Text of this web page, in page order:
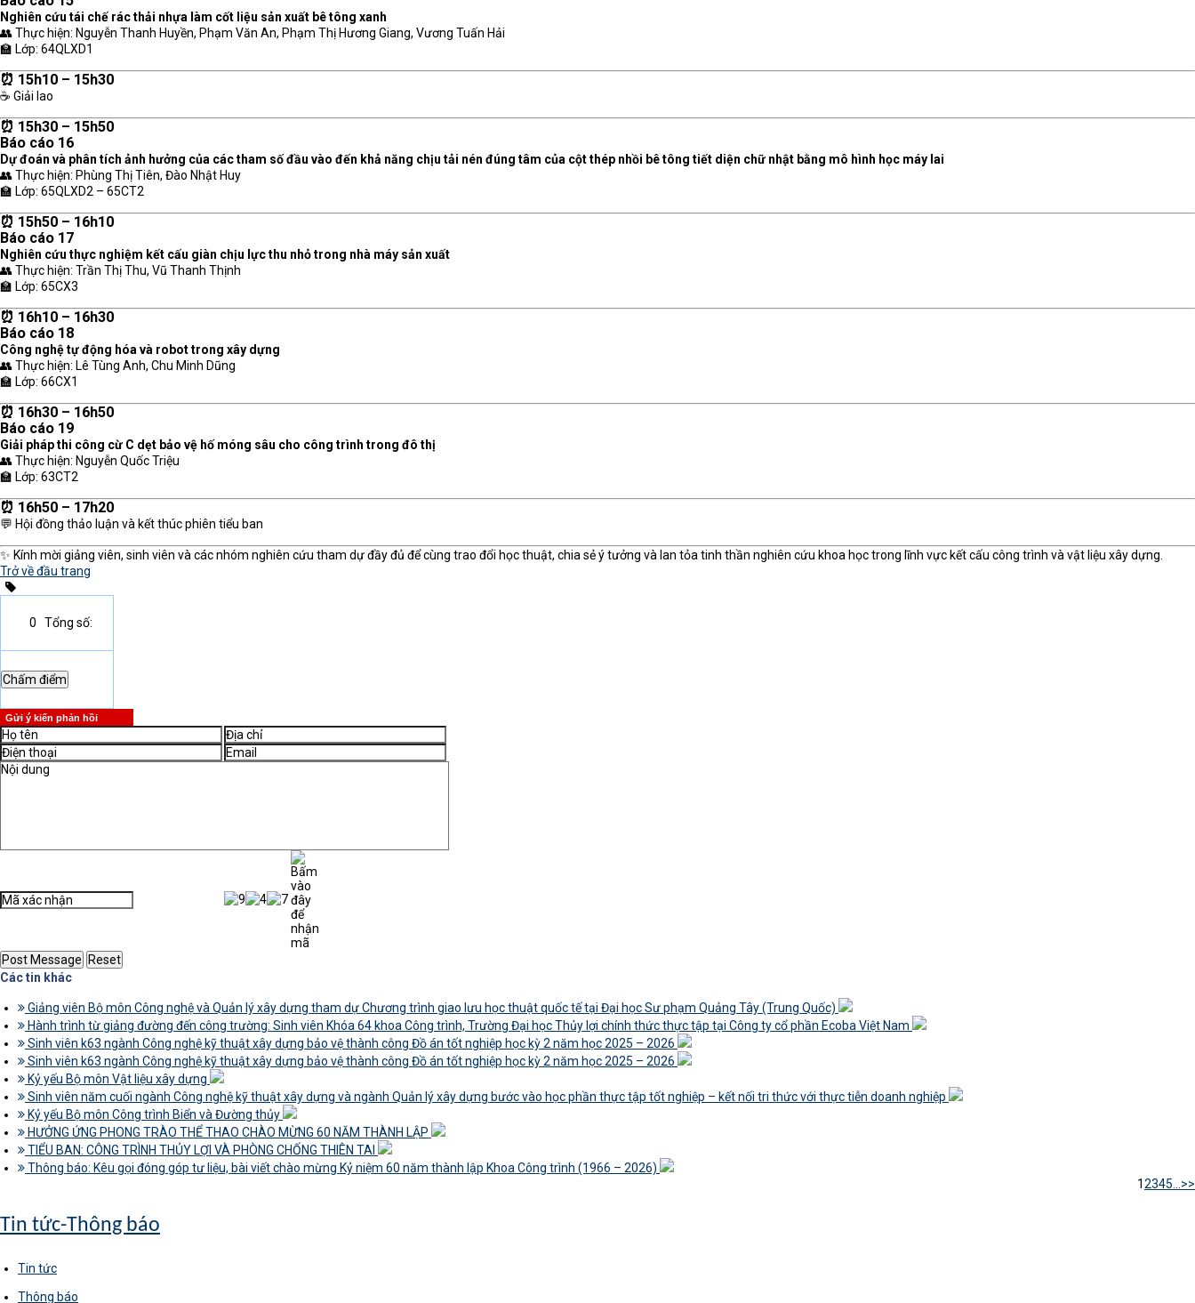
Nghiên cứu tái chế rác thải nhựa làm cốt liệu sản xuất bê tông xanh
👥 Thực hiện: Nguyễn Thanh Huyền, Phạm Văn An, Phạm Thị Hương Giang, Vương Tuấn Hải
🏫 Lớp: 64QLXD1
⏰ 15h10 – 15h30
☕ Giải lao
⏰ 15h30 – 15h50
Báo cáo 16
Dự đoán và phân tích ảnh hưởng của các tham số đầu vào đến khả năng chịu tải nén đúng tâm của cột thép nhồi bê tông tiết diện chữ nhật bằng mô hình học máy lai
👥 Thực hiện: Phùng Thị Tiên, Đào Nhật Huy
🏫 Lớp: 65QLXD2 – 65CT2
⏰ 15h50 – 16h10
Báo cáo 17
Nghiên cứu thực nghiệm kết cấu giàn chịu lực thu nhỏ trong nhà máy sản xuất
👥 Thực hiện: Trần Thị Thu, Vũ Thanh Thịnh
🏫 Lớp: 65CX3
⏰ 16h10 – 16h30
Báo cáo 18
Công nghệ tự động hóa và robot trong xây dựng
👥 Thực hiện: Lê Tùng Anh, Chu Minh Dũng
🏫 Lớp: 66CX1
⏰ 16h30 – 16h50
Báo cáo 19
Giải pháp thi công cừ C dẹt bảo vệ hố móng sâu cho công trình trong đô thị
👥 Thực hiện: Nguyễn Quốc Triệu
🏫 Lớp: 63CT2
⏰ 16h50 – 17h20
💬 Hội đồng thảo luận và kết thúc phiên tiểu ban
✨ Kính mời giảng viên, sinh viên và các nhóm nghiên cứu tham dự đầy đủ để cùng trao đổi học thuật, chia sẻ ý tưởng và lan tỏa tinh thần nghiên cứu khoa học trong lĩnh vực kết cấu công trình và vật liệu xây dựng.
Trở về đầu trang
0 Tổng số:
Gửi ý kiến phản hồi
Các tin khác
Giảng viên Bộ môn Công nghệ và Quản lý xây dựng tham dự Chương trình giao lưu học thuật quốc tế tại Đại học Sư phạm Quảng Tây (Trung Quốc)
Hành trình từ giảng đường đến công trường: Sinh viên Khóa 64 khoa Công trình, Trường Đại học Thủy lợi chính thức thực tập tại Công ty cổ phần Ecoba Việt Nam
Sinh viên k63 ngành Công nghệ kỹ thuật xây dựng bảo vệ thành công Đồ án tốt nghiệp học kỳ 2 năm học 2025 – 2026
Sinh viên k63 ngành Công nghệ kỹ thuật xây dựng bảo vệ thành công Đồ án tốt nghiệp học kỳ 2 năm học 2025 – 2026
Kỷ yếu Bộ môn Vật liệu xây dựng
Sinh viên năm cuối ngành Công nghệ kỹ thuật xây dựng và ngành Quản lý xây dựng bước vào học phần thực tập tốt nghiệp – kết nối tri thức với thực tiễn doanh nghiệp
Kỷ yếu Bộ môn Công trình Biển và Đường thủy
HƯỞNG ỨNG PHONG TRÀO THỂ THAO CHÀO MỪNG 60 NĂM THÀNH LẬP
TIỂU BAN: CÔNG TRÌNH THỦY LỢI VÀ PHÒNG CHỐNG THIÊN TAI
Thông báo: Kêu gọi đóng góp tư liệu, bài viết chào mừng Kỷ niệm 60 năm thành lập Khoa Công trình (1966 – 2026)
12345 >>
Tin tức-Thông báo
Tin tức
Thông báo